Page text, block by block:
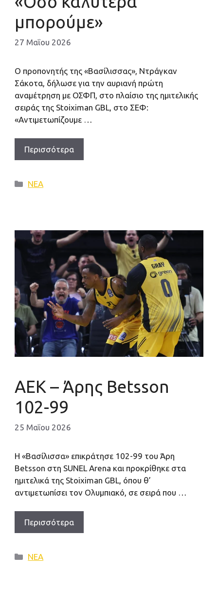
μπορούμε»
27 Μαΐου 2026
Ο προπονητής της «Βασίλισσας», Ντράγκαν
Σάκοτα, δήλωσε για την αυριανή πρώτη
αναμέτρηση με ΟΣΦΠ, στο πλαίσιο της ημιτελικής
σειράς της Stoiximan GBL, στο ΣΕΦ:
«Αντιμετωπίζουμε …
Περισσότερα
Κατηγορίες
ΝΕΑ
ΑΕΚ – Άρης Betsson
102-99
25 Μαΐου 2026
Η «Βασίλισσα» επικράτησε 102-99 του Άρη
Betsson στη SUNEL Arena και προκρίθηκε στα
ημιτελικά της Stoiximan GBL, όπου θ’
αντιμετωπίσει τον Ολυμπιακό, σε σειρά που …
Περισσότερα
Κατηγορίες
ΝΕΑ